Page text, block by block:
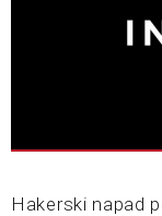
Hakerski napad